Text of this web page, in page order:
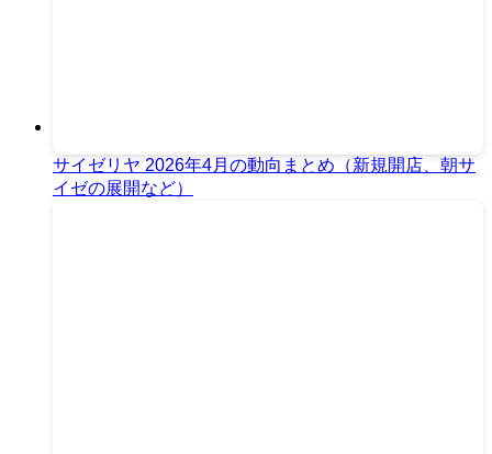
サイゼリヤ 2026年4月の動向まとめ（新規開店、朝サ
イゼの展開など）